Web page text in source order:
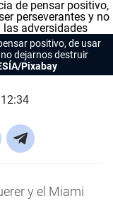
positivo, de usar
dejarnos destruir
Pixabay
y el Miami